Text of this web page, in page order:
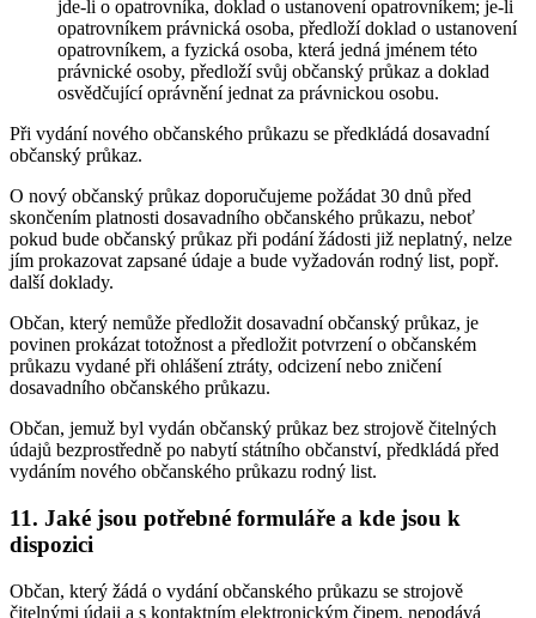
jde-li o opatrovníka, doklad o ustanovení opatrovníkem; je-li
opatrovníkem právnická osoba, předloží doklad o ustanovení
opatrovníkem, a fyzická osoba, která jedná jménem této
právnické osoby, předloží svůj občanský průkaz a doklad
osvědčující oprávnění jednat za právnickou osobu.
Při vydání nového občanského průkazu se předkládá dosavadní
občanský průkaz.
O nový občanský průkaz doporučujeme požádat 30 dnů před
skončením platnosti dosavadního občanského průkazu, neboť
pokud bude občanský průkaz při podání žádosti již neplatný, nelze
jím prokazovat zapsané údaje a bude vyžadován rodný list, popř.
další doklady.
Občan, který nemůže předložit dosavadní občanský průkaz, je
povinen prokázat totožnost a předložit potvrzení o občanském
průkazu vydané při ohlášení ztráty, odcizení nebo zničení
dosavadního občanského průkazu.
Občan, jemuž byl vydán občanský průkaz bez strojově čitelných
údajů bezprostředně po nabytí státního občanství, předkládá před
vydáním nového občanského průkazu rodný list.
11. Jaké jsou potřebné formuláře a kde jsou k
dispozici
Občan, který žádá o vydání občanského průkazu se strojově
čitelnými údaji a s kontaktním elektronickým čipem, nepodává